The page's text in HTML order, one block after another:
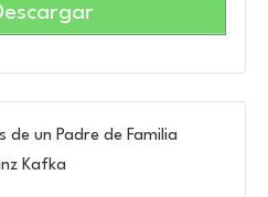
de un Padre de Familia
Kafka